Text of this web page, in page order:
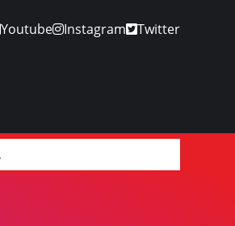
Youtube Instagram Twitter